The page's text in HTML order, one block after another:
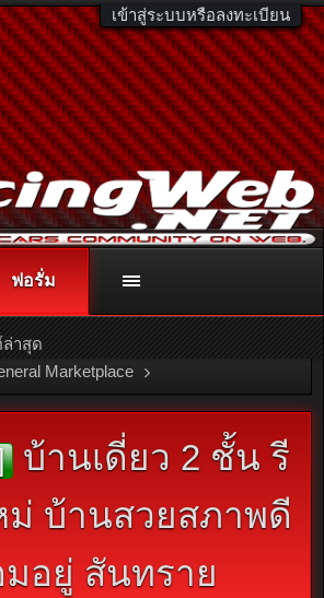
เข้าสู่ระบบหรือลงทะเบียน
หรือโทร. 081-811-1138
รายละเอียดเพิ่มเติม คลิกที่นี่
Marketplace
ดหมู่
บ้านเดี่ยว 2 ชั้น รี
ม่ บ้านสวยสภาพดี
อยู่ สันทราย
ฟอรั่ม
าสุด